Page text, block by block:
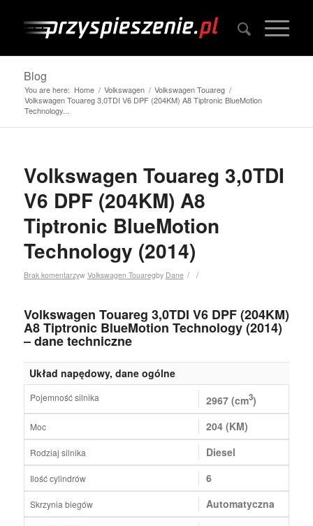
Blog
You are here: Home / Volkswagen / Volkswagen Touareg /
Volkswagen Touareg 3,0TDI V6 DPF (204KM) A8 Tiptronic BlueMotion
Technology...
Volkswagen Touareg 3,0TDI
V6 DPF (204KM) A8
Tiptronic BlueMotion
Technology (2014)
Brak komentarzy /
w Volkswagen Touareg /
by Dane
Volkswagen Touareg 3,0TDI V6 DPF (204KM)
A8 Tiptronic BlueMotion Technology (2014)
– dane techniczne
Układ napędowy, dane ogólne
Pojemność silnika 2967 (cm3)
Moc 204 (KM)
Rodziaj silnika Diesel
Ilość cylindrów 6
Skrzynia biegów Automatyczna